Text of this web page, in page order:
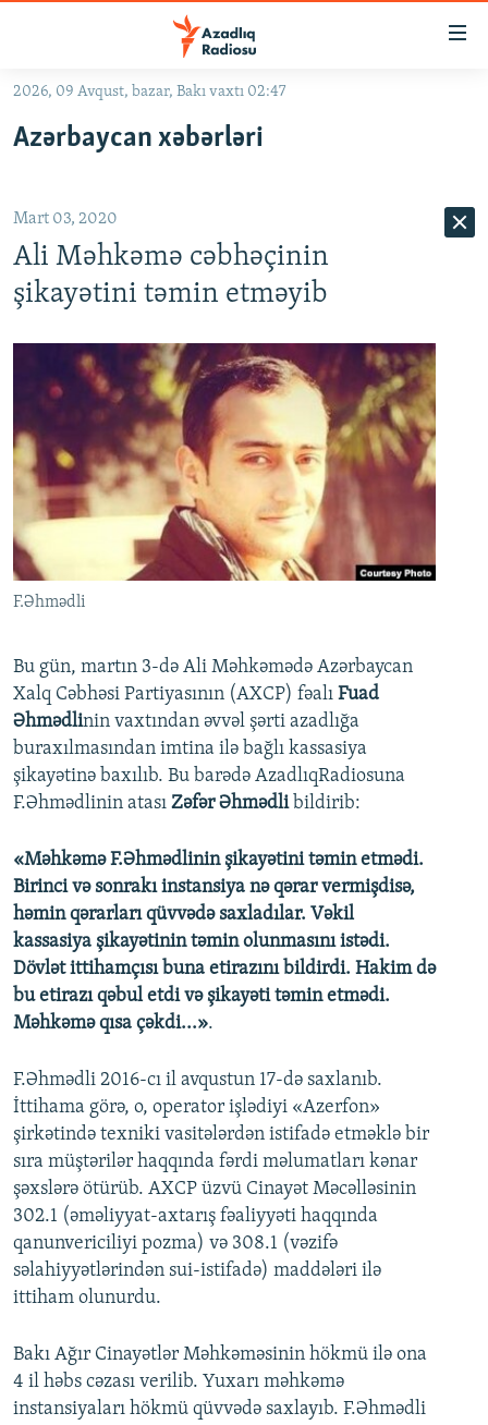
Əsas
qayıt
qayıt
Axtarışa
keç
QANUNI DOĞRU
ARAŞDIRMA
MULTIMEDIA
FOTOQALEREYA
İNFOQRAFIKA
RADIO ARXIV
OXU ZALI
AZƏRBAYCAN ƏDƏBIYYATI KITABXANASI
İSLAM VƏ DEMOKRATIYA
HAQQIMIZDA
MISSIYAMIZ
PEŞƏ ETIKASI VƏ JURNALISTIKA STANDARTLARIMIZ
BIZIMLƏ ƏLAQƏ
XƏBƏR BÜLLETENLƏRIMIZ
BIZI IZLƏ
2026, 09 Avqust, bazar, Bakı vaxtı 02:47
Azərbaycan xəbərləri
Mart 03, 2020
Ali Məhkəmə cəbhəçinin
şikayətini təmin etməyib
F.Əhmədli
Bu gün, martın 3-də Ali Məhkəmədə Azərbaycan
Xalq Cəbhəsi Partiyasının (AXCP) fəalı Fuad
Əhmədlinin vaxtından əvvəl şərti azadlığa
buraxılmasından imtina ilə bağlı kassasiya
şikayətinə baxılıb. Bu barədə AzadlıqRadiosuna
F.Əhmədlinin atası Zəfər Əhmədlibildirib:
«Məhkəmə F.Əhmədlinin şikayətini təmin etmədi.
Birinci və sonrakı instansiya nə qərar vermişdisə,
həmin qərarları qüvvədə saxladılar. Vəkil
kassasiya şikayətinin təmin olunmasını istədi.
Dövlət ittihamçısı buna etirazını bildirdi. Hakim də
bu etirazı qəbul etdi və şikayəti təmin etmədi.
Məhkəmə qısa çəkdi...».
F.Əhmədli 2016-cı il avqustun 17-də saxlanıb.
İttihama görə, o, operator işlədiyi «Azerfon»
şirkətində texniki vasitələrdən istifadə etməklə bir
sıra müştərilər haqqında fərdi məlumatları kənar
şəxslərə ötürüb. AXCP üzvü Cinayət Məcəlləsinin
302.1 (əməliyyat-axtarış fəaliyyəti haqqında
qanunvericiliyi pozma) və 308.1 (vəzifə
səlahiyyətlərindən sui-istifadə) maddələri ilə
ittiham olunurdu.
Bakı Ağır Cinayətlər Məhkəməsinin hökmü ilə ona
4 il həbs cəzası verilib. Yuxarı məhkəmə
instansiyaları hökmü qüvvədə saxlayıb. F.Əhmədli